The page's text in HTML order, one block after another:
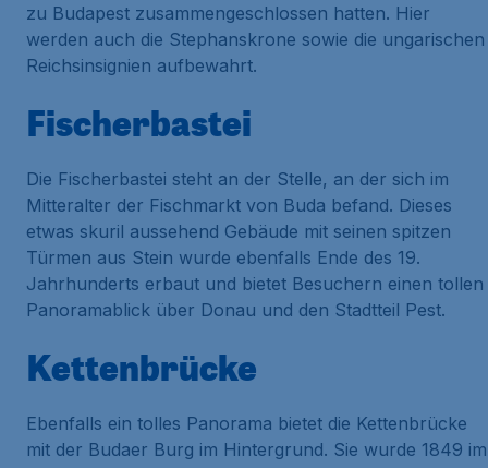
zu Budapest zusammengeschlossen hatten. Hier
werden auch die Stephanskrone sowie die ungarischen
Reichsinsignien aufbewahrt.
Fischerbastei
Die Fischerbastei steht an der Stelle, an der sich im
Mitteralter der Fischmarkt von Buda befand. Dieses
etwas skuril aussehend Gebäude mit seinen spitzen
Türmen aus Stein wurde ebenfalls Ende des 19.
Jahrhunderts erbaut und bietet Besuchern einen tollen
Panoramablick über Donau und den Stadtteil Pest.
Kettenbrücke
Ebenfalls ein tolles Panorama bietet die Kettenbrücke
mit der Budaer Burg im Hintergrund. Sie wurde 1849 im